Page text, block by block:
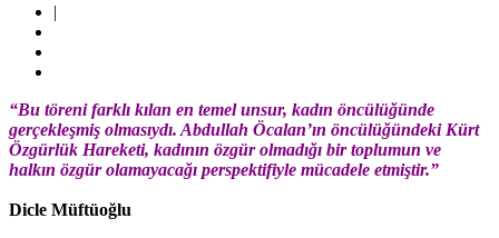
|
“Bu töreni farklı kılan en temel unsur, kadın öncülüğünde
gerçekleşmiş olmasıydı. Abdullah Öcalan’ın öncülüğündeki Kürt
Özgürlük Hareketi, kadının özgür olmadığı bir toplumun ve
halkın özgür olamayacağı perspektifiyle mücadele etmiştir.”
Dicle Müftüoğlu